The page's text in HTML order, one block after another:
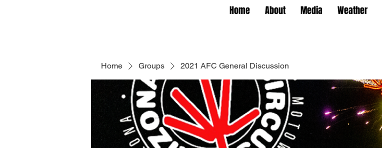
Home About Media Weather
Home Groups 2021 AFC General Discussion